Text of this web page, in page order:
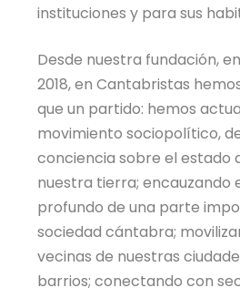
instituciones y para sus
Desde nuestra fundación,
2018, en Cantabristas
que un partido: hemos
movimiento sociopolítico,
conciencia sobre el estado
nuestra tierra; encauzando
profundo de una parte
sociedad cántabra;
vecinas de nuestras
barrios; conectando con